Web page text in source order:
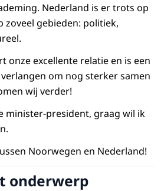
Nederland is er trots op
zoveel gebieden: politiek,
onze excellente relatie en is een
om nog sterker samen
wij verder!
minister-president, graag wil ik
Noorwegen en Nederland!
onderwerp